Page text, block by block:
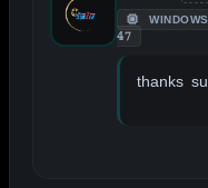
47
thanks